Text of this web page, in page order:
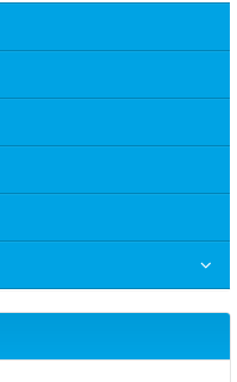
31/2026
30/2026
29/2026